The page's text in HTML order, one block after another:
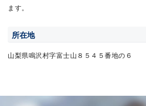
ます。
所在地
山梨県鳴沢村字富士山８５４５番地の６